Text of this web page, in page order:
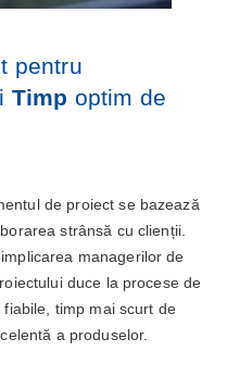
pentru
Timp optim de
de proiect se bazează
strânsă cu clienții.
managerilor de
duce la procese de
timp mai scurt de
a produselor.